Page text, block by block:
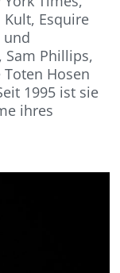
Kult, Esquire
und
Sam Phillips,
Hosen
1995 ist sie
ihres